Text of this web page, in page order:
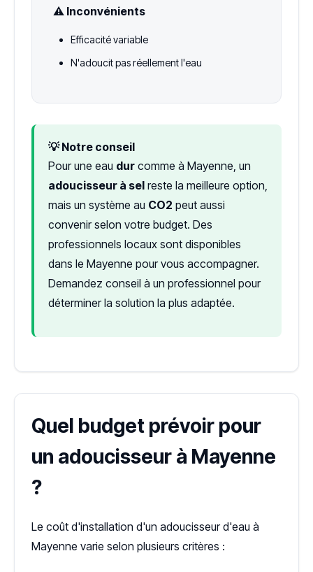
⚠️ Inconvénients
Efficacité variable
N'adoucit pas réellement l'eau
💡 Notre conseil
Pour une eau dur comme à Mayenne, un
adoucisseur à sel reste la meilleure option,
mais un système au CO2 peut aussi
convenir selon votre budget. Des
professionnels locaux sont disponibles
dans le Mayenne pour vous accompagner.
Demandez conseil à un professionnel pour
déterminer la solution la plus adaptée.
Quel budget prévoir pour
un adoucisseur à Mayenne
?
Le coût d'installation d'un adoucisseur d'eau à
Mayenne varie selon plusieurs critères :